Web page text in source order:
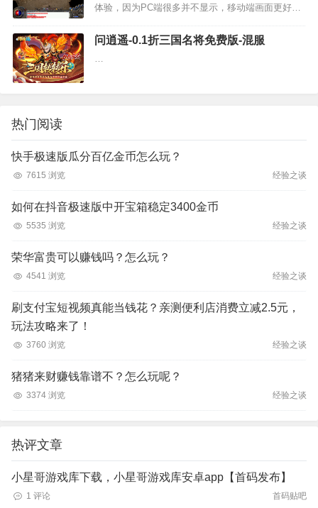
体验，因为PC端很多并不显示，移动端画面更好看
比二十年前强多了，想怀念以前也是可以在登录界
面选复古。游戏是不是可…
问逍遥-0.1折三国名将免费版-混服
热门阅读
快手极速版瓜分百亿金币怎么玩？
7615 浏览 经验之谈
如何在抖音极速版中开宝箱稳定3400金币
5535 浏览 经验之谈
荣华富贵可以赚钱吗？怎么玩？
4541 浏览 经验之谈
刷支付宝短视频真能当钱花？亲测便利店消费立减2.5元，
玩法攻略来了！
3760 浏览 经验之谈
猪猪来财赚钱靠谱不？怎么玩呢？
3374 浏览 经验之谈
热评文章
小星哥游戏库下载，小星哥游戏库安卓app【首码发布】
1 评论 首码贴吧